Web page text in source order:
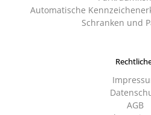
Automatische
Schranken und
AGB